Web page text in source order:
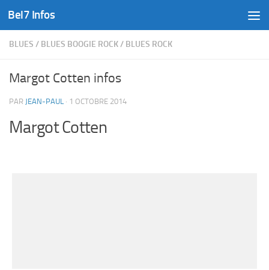
Skip to content
Bel7 Infos
BLUES / BLUES BOOGIE ROCK/ BLUES ROCK
Margot Cotten infos
PAR JEAN-PAUL · 1 OCTOBRE 2014
Margot Cotten